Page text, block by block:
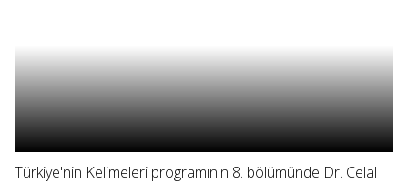
Türkiye'nin Kelimeleri programının 8. bölümünde Dr. Celal